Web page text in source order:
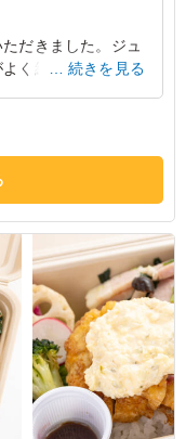
だきました。ジュ
く絡み、ご飯が進
区下丸子
続きを見る